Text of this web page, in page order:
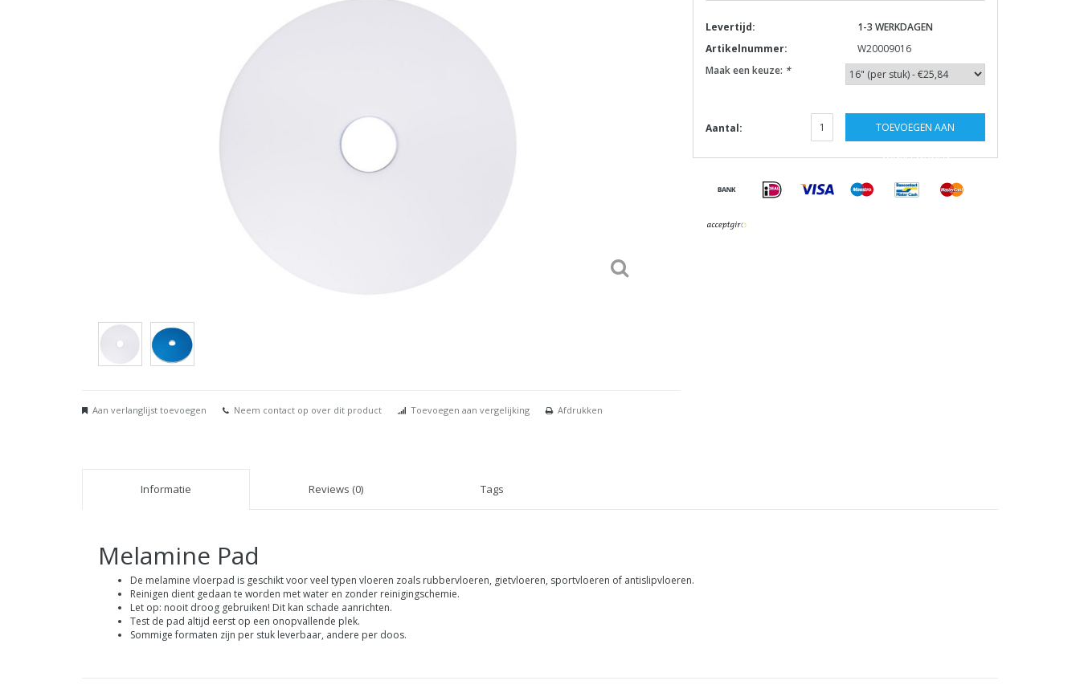
Aan verlanglijst toevoegen Neem contact op over dit product Toevoegen aan vergelijking Afdrukken
Levertijd:
1-3 WERKDAGEN
Artikelnummer:
W20009016
Maak een keuze: *
Aantal: TOEVOEGEN AAN
WINKELWAGEN
Informatie Reviews (0) Tags
Melamine Pad
De melamine vloerpad is geschikt voor veel typen vloeren zoals rubbervloeren, gietvloeren, sportvloeren of antislipvloeren.
Reinigen dient gedaan te worden met water en zonder reinigingschemie.
Let op: nooit droog gebruiken! Dit kan schade aanrichten.
Test de pad altijd eerst op een onopvallende plek.
Sommige formaten zijn per stuk leverbaar, andere per doos.